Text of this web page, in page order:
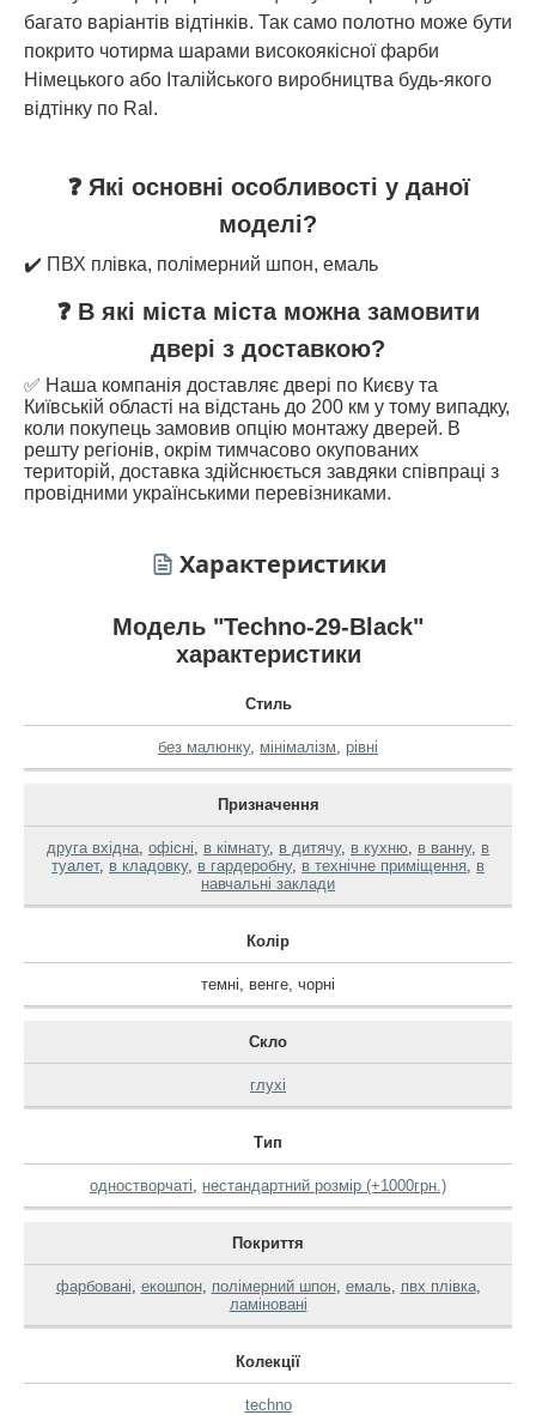
багато варіантів відтінків. Так само полотно може бути
покрито чотирма шарами високоякісної фарби
Німецького або Італійського виробництва будь-якого
відтінку по Ral.
❓ Які основні особливості у даної
моделі?
✔️ ПВХ плівка, полімерний шпон, емаль
❓ В які міста міста можна замовити
двері з доставкою?
✅ Наша компанія доставляє двері по Києву та
Київській області на відстань до 200 км у тому випадку,
коли покупець замовив опцію монтажу дверей. В
решту регіонів, окрім тимчасово окупованих
територій, доставка здійснюється завдяки співпраці з
провідними українськими перевізниками.
Характеристики
Модель "Techno-29-Black"
характеристики
Стиль
без малюнку, мінімалізм, рівні
Призначення
друга вхідна, офісні, в кімнату, в дитячу, в кухню, в ванну, в
туалет, в кладовку, в гардеробну, в технічне приміщення, в
навчальні заклади
Колір
темні, венге, чорні
Скло
глухі
Тип
одностворчаті, нестандартний розмір (+1000грн.)
Покриття
фарбовані, екошпон, полімерний шпон, емаль, пвх плівка,
ламіновані
Колекції
techno